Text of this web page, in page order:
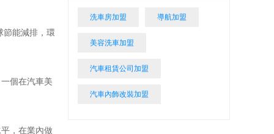
節能減排，環
個在汽車美
，在業內做
洗車房加盟 導航加盟
美容洗車加盟
汽車租賃公司加盟
汽車內飾改裝加盟